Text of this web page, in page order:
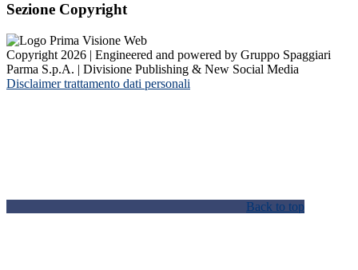
Sezione Copyright
Copyright 2026 | Engineered and powered by Gruppo Spaggiari
Parma S.p.A. | Divisione Publishing & New Social Media
Disclaimer trattamento dati personali
Back to top